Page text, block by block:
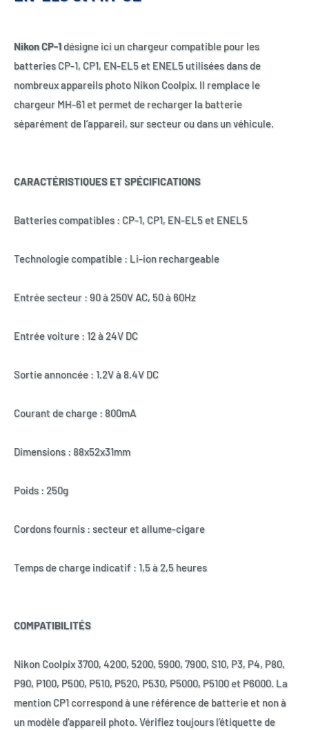
Nikon CP-1désigne ici un chargeur compatible pour les
batteries CP-1, CP1, EN-EL5 et ENEL5 utilisées dans de
nombreux appareils photo Nikon Coolpix. Il remplace le
chargeur MH-61 et permet de recharger la batterie
séparément de l’appareil, sur secteur ou dans un véhicule.
CARACTÉRISTIQUES ET SPÉCIFICATIONS
Batteries compatibles : CP-1, CP1, EN-EL5 et ENEL5
Technologie compatible : Li-ion rechargeable
Entrée secteur : 90 à 250V AC, 50 à 60Hz
Entrée voiture : 12 à 24V DC
Sortie annoncée : 1.2V à 8.4V DC
Courant de charge : 800mA
Dimensions : 88x52x31mm
Poids : 250g
Cordons fournis : secteur et allume-cigare
Temps de charge indicatif : 1,5 à 2,5 heures
COMPATIBILITÉS
Nikon Coolpix 3700, 4200, 5200, 5900, 7900, S10, P3, P4, P80,
P90, P100, P500, P510, P520, P530, P5000, P5100 et P6000. La
mention CP1 correspond à une référence de batterie et non à
un modèle d’appareil photo. Vérifiez toujours l’étiquette de